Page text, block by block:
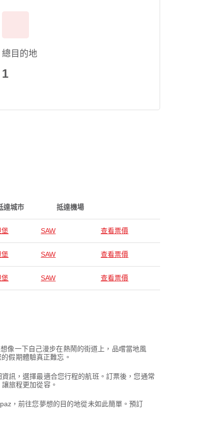
總目的地
1
達城市 抵達機場
SAW 查看票價
SAW 查看票價
SAW 查看票價
像一下自己漫步在熱鬧的街道上，品嚐當地風
假期體驗真正難忘。
訊，選擇最適合您行程的航班。訂票後，您通常
旅程更加從容。
，前往您夢想的目的地從未如此簡單。預訂